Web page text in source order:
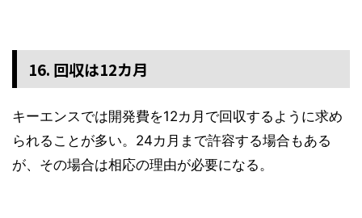
16. 回収は12カ月
キーエンスでは開発費を12カ月で回収するように求め
られることが多い。24カ月まで許容する場合もある
が、その場合は相応の理由が必要になる。